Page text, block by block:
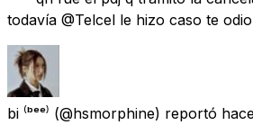
todavía @Telcel le hizo caso te odio
bi ⁽ᵇᵉᵉ⁾ (@hsmorphine) reportó